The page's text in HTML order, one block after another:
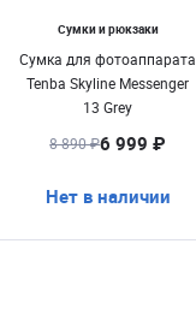
Сумки и рюкзаки
Сумка для фотоаппарата
Tenba Skyline Messenger
13 Grey
8 890 ₽6 999 ₽
Нет в наличии